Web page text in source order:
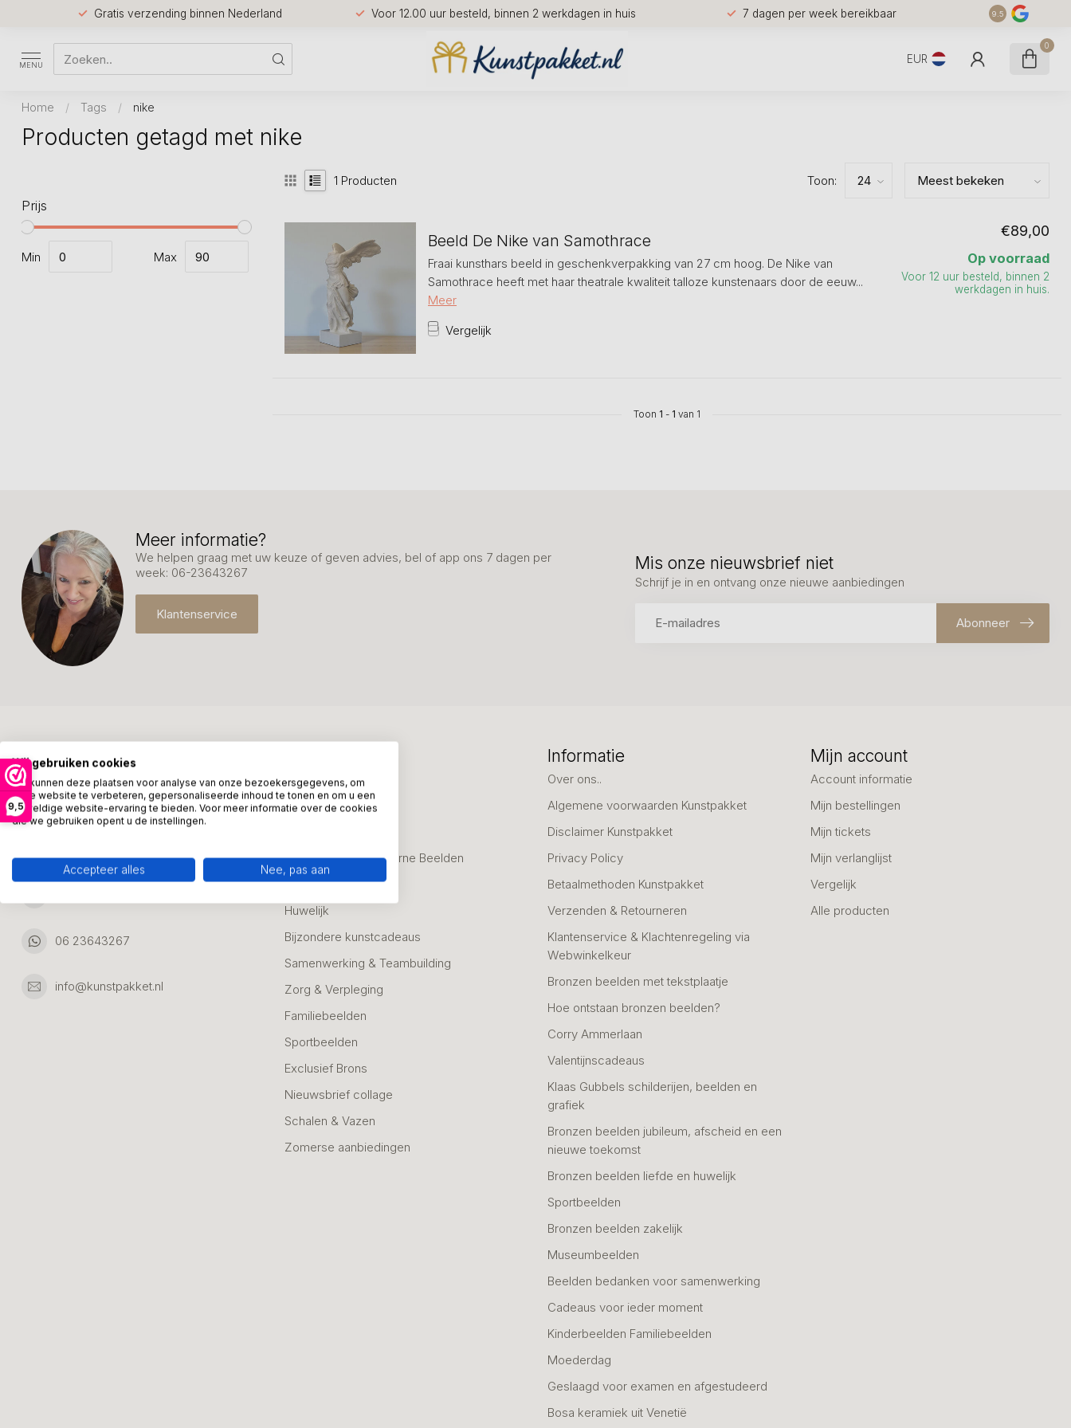
9,5
Gratis verzending binnen Nederland Voor 12.00 uur besteld, binnen 2 werkdagen in huis 7 dagen per week bereikbaar 9.5
MENU EUR
0
Home / Tags / nike
Producten getagd met nike
Prijs
Min Max
1 Producten Toon:
Beeld De Nike van Samothrace
Fraai kunsthars beeld in geschenkverpakking van 27 cm hoog. De Nike van
Samothrace heeft met haar theatrale kwaliteit talloze kunstenaars door de eeuw...
Meer
Vergelijk
€89,00
Op voorraad
Voor 12 uur besteld, binnen 2
werkdagen in huis.
Toon 1 - 1 van 1
Meer informatie?
We helpen graag met uw keuze of geven advies, bel of app ons 7 dagen per
week: 06-23643267
Klantenservice
Mis onze nieuwsbrief niet
Schrijf je in en ontvang onze nieuwe aanbiedingen
Abonneer
Kunstpakket Nederland
Adresgegevens:
Ambachtsweg 46
06 23643267
info@kunstpakket.nl
Zakelijke Cadeaus
Bedanken
Alle Bronzen & Moderne Beelden
Geslaagd
Huwelijk
Bijzondere kunstcadeaus
Samenwerking & Teambuilding
Zorg & Verpleging
Familiebeelden
Sportbeelden
Exclusief Brons
Nieuwsbrief collage
Schalen & Vazen
Zomerse aanbiedingen
Informatie
Over ons..
Algemene voorwaarden Kunstpakket
Disclaimer Kunstpakket
Privacy Policy
Betaalmethoden Kunstpakket
Verzenden & Retourneren
Klantenservice & Klachtenregeling via
Webwinkelkeur
Bronzen beelden met tekstplaatje
Hoe ontstaan bronzen beelden?
Corry Ammerlaan
Valentijnscadeaus
Klaas Gubbels schilderijen, beelden en
grafiek
Bronzen beelden jubileum, afscheid en een
nieuwe toekomst
Bronzen beelden liefde en huwelijk
Sportbeelden
Bronzen beelden zakelijk
Museumbeelden
Beelden bedanken voor samenwerking
Cadeaus voor ieder moment
Kinderbeelden Familiebeelden
Moederdag
Geslaagd voor examen en afgestudeerd
Bosa keramiek uit Venetië
Mijn account
Account informatie
Mijn bestellingen
Mijn tickets
Mijn verlanglijst
Vergelijk
Alle producten
Wij gebruiken cookies
We kunnen deze plaatsen voor analyse van onze bezoekersgegevens, om
onze website te verbeteren, gepersonaliseerde inhoud te tonen en om u een
geweldige website-ervaring te bieden. Voor meer informatie over de cookies
die we gebruiken opent u de instellingen.
Accepteer alles Nee, pas aan